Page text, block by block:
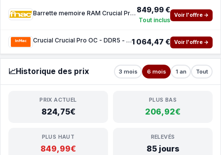
Barrette memoire RAM Crucial Pro 64 Go (Kit de 2 x 32 Go) DDR5 6400 Mhz CL40 849,99 €
Tout inclus
Voir l'offre →
Crucial Crucial Pro OC - DDR5 - kit - 64 Go 2 x 32 Go - DIMM 288 broches - 3200 MHz PC5-511 064,47 € Voir l'offre →
📈Historique des prix 3 mois 6 mois 1 an Tout
PRIX ACTUEL
824,75€
PLUS BAS
206,92€
PLUS HAUT
849,99€
RELEVÉS
85 jours